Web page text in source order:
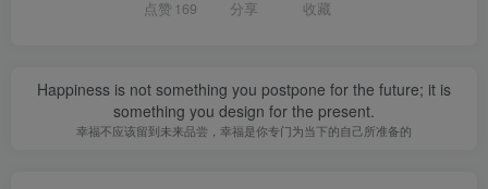
点赞 169 分享 收藏
Happiness is not something you postpone for the future; it is
something you design for the present.
幸福不应该留到未来品尝，幸福是你专门为当下的自己所准备的